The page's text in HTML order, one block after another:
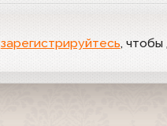
зарегистрируйтесь,